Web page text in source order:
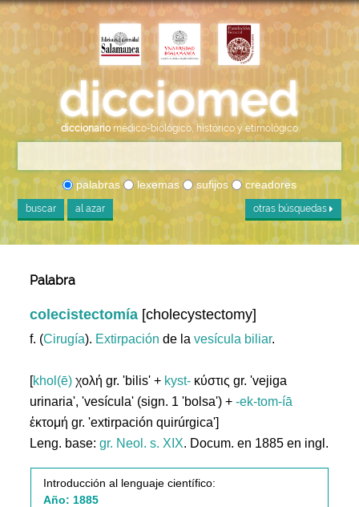
diccionario médico-biológico, histórico y etimológico
palabras lexemas sufijos creadores
buscar al azar otras búsquedas
Palabra
colecistectomía [cholecystectomy]
f. (Cirugía). Extirpación de lavesícula biliar.
[khol(ē) χολή gr. 'bilis' + kyst- κύστις gr. 'vejiga
urinaria', 'vesícula' (sign. 1 'bolsa') +-ek-tom-íā
ἐκτομή gr. 'extirpación quirúrgica']
Leng. base:gr. Neol. s. XIX. Docum. en 1885 en ingl.
Introducción al lenguaje científico:
Año: 1885